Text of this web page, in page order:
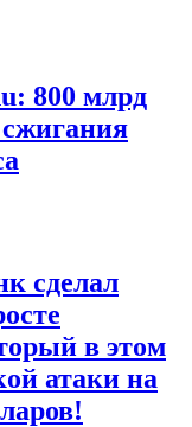
800 млрд
сделал
в этом
атаки на